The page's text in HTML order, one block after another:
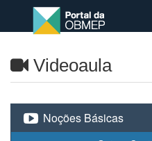
Videoaula
Noções Básicas